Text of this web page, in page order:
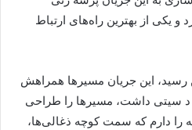
و یکی از بهترین راه‌های ارتباط
رسید، این جریان مسیرها همراهش
سیتی داشت، مسیرها را طراحی
را دارم که سمت کوچه ذغالی‌ها،